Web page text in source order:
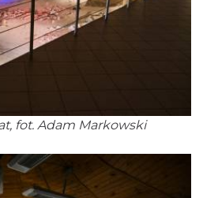
fot. Adam Markowski